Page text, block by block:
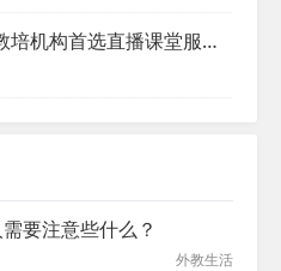
ClassIn在线教培机构首选直播课堂服务商
要注意些什么？
外教生活